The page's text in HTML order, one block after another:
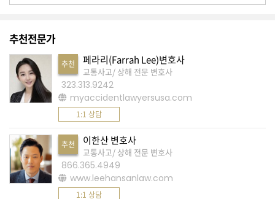
서
새
로
운
문
가
를
찾
추천전문가
추천 페라리(Farrah Lee)변호사
교통사고/ 상해 전문 변호사
323.313.9242
myaccidentlawyersusa.com
1:1 상담
추천 이한산 변호사
교통사고/ 상해 전문 변호사
866.365.4949
www.leehansanlaw.com
1:1 상담